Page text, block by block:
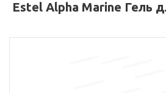
Estel Alpha Marine Гель